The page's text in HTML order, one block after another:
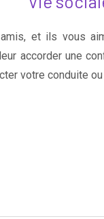
et ils vous
accorder une
votre conduite ou